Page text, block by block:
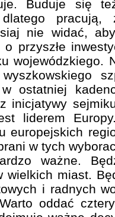
Buduje się
pracują,
nie widać,
o przyszłe
wojewódzkiego.
ostatniej
inicjatywy
liderem
europejskich
w tych
ważne.
wielkich miast.
i radnych
oddać